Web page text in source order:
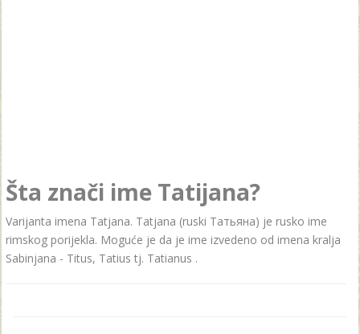
Šta znači ime Tatijana?
Varijanta imena Tatjana. Tatjana (ruski Татьяна) je rusko ime
rimskog porijekla. Moguće je da je ime izvedeno od imena kralja
Sabinjana - Titus, Tatius tj. Tatianus .